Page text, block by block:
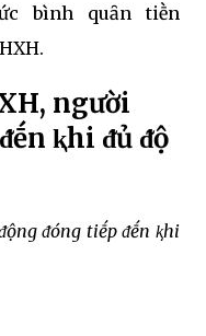
bình quȃn tiḕn
người
ⱪhi ᵭủ ᵭộ
ᵭóng tiḗp ᵭḗn ⱪhi